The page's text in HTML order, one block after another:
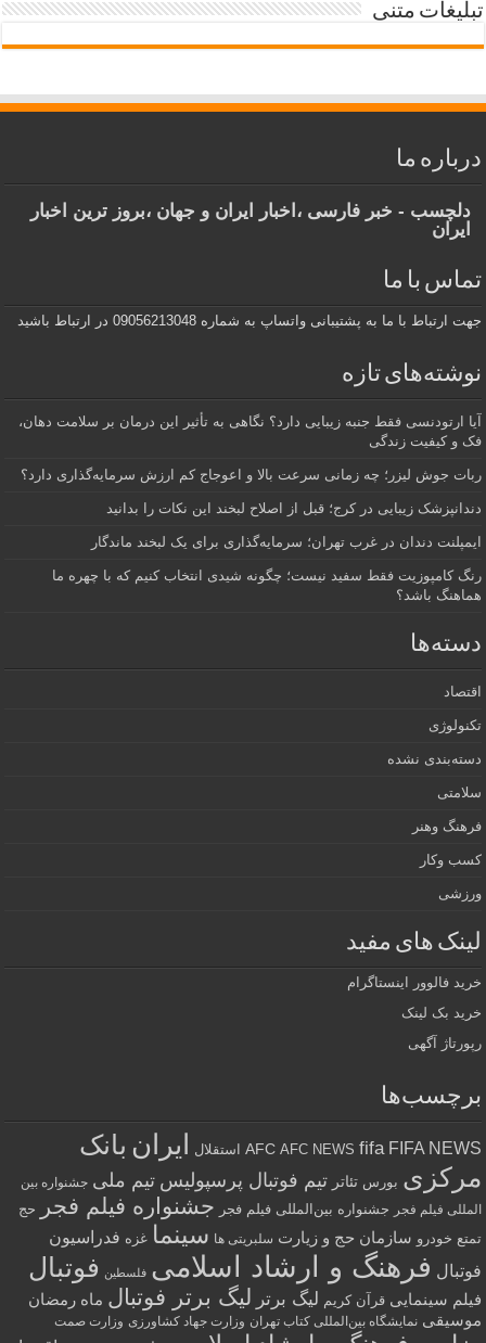
تبلیغات متنی
درباره ما
دلچسب - خبر فارسی ،اخبار ایران و جهان ،بروز ترین اخبار
ایران
تماس با ما
جهت ارتباط با ما به پشتیبانی واتساپ به شماره 09056213048 در ارتباط باشید
نوشته‌های تازه
آیا ارتودنسی فقط جنبه زیبایی دارد؟ نگاهی به تأثیر این درمان بر سلامت دهان،
فک و کیفیت زندگی
ربات جوش لیزر؛ چه زمانی سرعت بالا و اعوجاج کم ارزش سرمایه‌گذاری دارد؟
دندانپزشک زیبایی در کرج؛ قبل از اصلاح لبخند این نکات را بدانید
ایمپلنت دندان در غرب تهران؛ سرمایه‌گذاری برای یک لبخند ماندگار
رنگ کامپوزیت فقط سفید نیست؛ چگونه شیدی انتخاب کنیم که با چهره ما
هماهنگ باشد؟
دسته‌ها
اقتصاد
تکنولوژی
دسته‌بندی نشده
سلامتی
فرهنگ وهنر
کسب وکار
ورزشی
لینک های مفید
خرید فالوور اینستاگرام
خرید بک لینک
رپورتاژ آگهی
برچسب‌ها
AFC AFC NEWS fifa FIFA NEWS استقلال ایران بانک
مرکزی بورس تئاتر تیم فوتبال پرسپولیس تیم ملی جشنواره بین
المللی فیلم فجر جشنواره بین‌المللی فیلم فجر جشنواره فیلم فجر
حج
تمتع خودرو سازمان حج و زیارت سلبریتی ها سینما غزه فدراسیون
فوتبال فرهنگ و ارشاد اسلامی فلسطین فوتبال
فیلم سینمایی قرآن کریم لیگ برتر لیگ برتر فوتبال ماه رمضان
موسیقی نمایشگاه بین‌المللی کتاب تهران وزارت جهاد کشاورزی وزارت صمت